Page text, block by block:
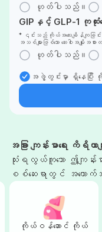
ဟုတ်ပါသည်။
GIPနှင့် GLP-1 ကုထုံးတွေအ
* ၎င်းသည် ကိုယ်အလေးချိန်ကျခြင်
အသစ်များဖြစ်သော ဆေးဝါးအမျိုး
ဟုတ်ပါသည်။
အဖွဲ့တွင်းမှာ ရှိနေပြီး
အခြား ကျန်းမာရေး ကိရိယာမျ
သုံးရလွယ်ကူသော ဤကျန်းမ
စစ်ဆေးရာတွင် အထေ
ကိုယ်ဝန်ဆောင် ကိုယ်